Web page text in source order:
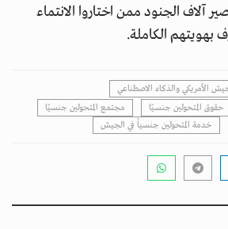
آلاف الجنود ممن اختاروا الانتماء
بهويتهم الكاملة.
الأمريكي والذكاء الاصطناعي
حقوق المتحولين جنسيًا
مجتمع المتحولين جنسيًا
خدمة المتحولين جنسياً في الجيش